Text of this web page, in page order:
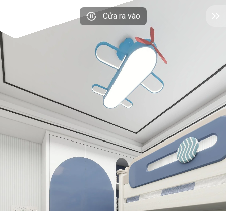
Cửa ra vào